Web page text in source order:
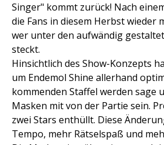
Singer" kommt zurück! Nach
die Fans in diesem Herbst wieder
wer unter den aufwändig
steckt.
Hinsichtlich des Show-Konzepts
um Endemol Shine allerhand
kommenden Staffel werden sage
Masken mit von der Partie sein.
zwei Stars enthüllt. Diese
Tempo, mehr Rätselspaß und